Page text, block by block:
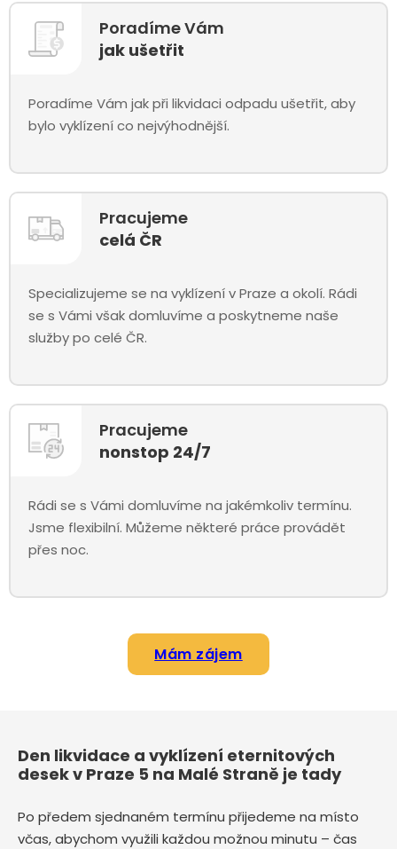
Poradíme Vám
jak ušetřit
Poradíme Vám jak při likvidaci odpadu ušetřit, aby
bylo vyklízení co nejvýhodnější.
Pracujeme
celá ČR
Specializujeme se na vyklízení v Praze a okolí. Rádi
se s Vámi však domluvíme a poskytneme naše
služby po celé ČR.
Pracujeme
nonstop 24/7
Rádi se s Vámi domluvíme na jakémkoliv termínu.
Jsme flexibilní. Můžeme některé práce provádět
přes noc.
Mám zájem
Den likvidace a vyklízení eternitových
desek v Praze 5 na Malé Straně je tady
Po předem sjednaném termínu přijedeme na místo
včas, abychom využili každou možnou minutu – čas